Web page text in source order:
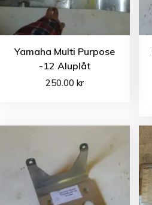
Yamaha Multi Purpose
-12 Aluplåt
250.00kr